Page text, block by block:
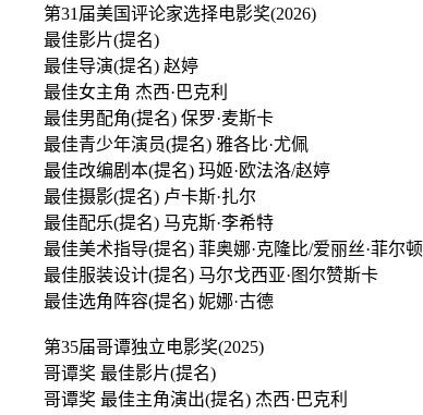
第31届美国评论家选择电影奖(2026)
最佳影片(提名)
最佳导演(提名) 赵婷
最佳女主角 杰西·巴克利
最佳男配角(提名) 保罗·麦斯卡
最佳青少年演员(提名) 雅各比·尤佩
最佳改编剧本(提名) 玛姬·欧法洛/赵婷
最佳摄影(提名) 卢卡斯·扎尔
最佳配乐(提名) 马克斯·李希特
最佳美术指导(提名) 菲奥娜·克隆比/爱丽丝·菲尔顿
最佳服装设计(提名) 马尔戈西亚·图尔赞斯卡
最佳选角阵容(提名) 妮娜·古德
第35届哥谭独立电影奖(2025)
哥谭奖 最佳影片(提名)
哥谭奖 最佳主角演出(提名) 杰西·巴克利